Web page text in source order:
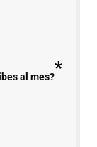
al mes?*